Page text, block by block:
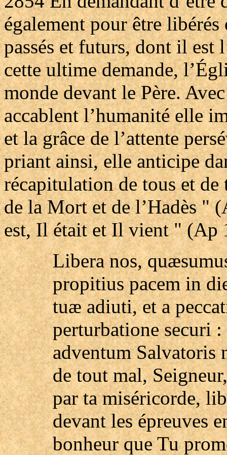
également pour être
passés et futurs, dont il est
cette ultime demande,
monde devant le Père.
accablent l’humanité elle
et la grâce de l’attente
priant ainsi, elle anticipe
récapitulation de tous et
de la Mort et de l’Hadès "
est, Il était et Il vient " (Ap
Libera nos,
propitius pacem in
tuæ adiuti, et a
perturbatione securi :
adventum Salvatoris
de tout mal,
par ta miséricorde,
devant les épreuves
bonheur que Tu